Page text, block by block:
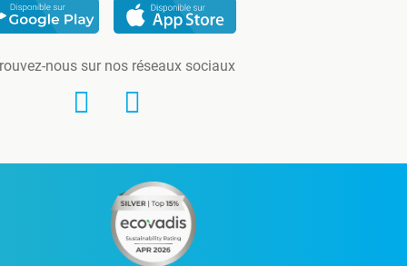
nous sur nos réseaux sociaux